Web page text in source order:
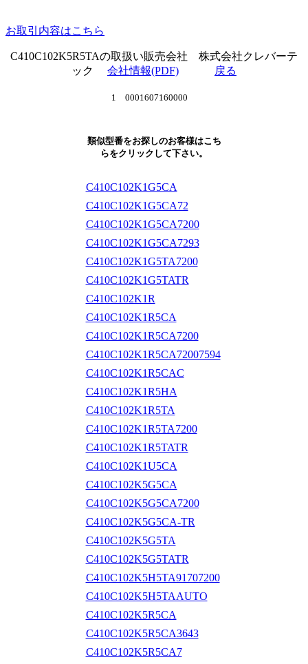
お取引内容はこちら
C410C102K5R5TAの取扱い販売会社 株式会社クレバーテ
ック 会社情報(PDF) 戻る
1 0001607160000
類似型番をお探しのお客様はこち
らをクリックして下さい。
C410C102K1G5CA
C410C102K1G5CA72
C410C102K1G5CA7200
C410C102K1G5CA7293
C410C102K1G5TA7200
C410C102K1G5TATR
C410C102K1R
C410C102K1R5CA
C410C102K1R5CA7200
C410C102K1R5CA72007594
C410C102K1R5CAC
C410C102K1R5HA
C410C102K1R5TA
C410C102K1R5TA7200
C410C102K1R5TATR
C410C102K1U5CA
C410C102K5G5CA
C410C102K5G5CA7200
C410C102K5G5CA-TR
C410C102K5G5TA
C410C102K5G5TATR
C410C102K5H5TA91707200
C410C102K5H5TAAUTO
C410C102K5R5CA
C410C102K5R5CA3643
C410C102K5R5CA7